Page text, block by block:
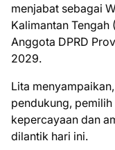
menjabat sebagai
Kalimantan
Anggota DPRD
2029.
Lita
pendukung,
kepercayaan dan
dilantik hari ini.